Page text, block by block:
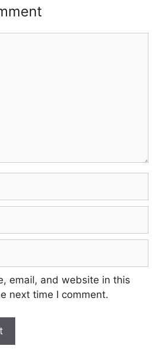
email, and website in this
next time I comment.